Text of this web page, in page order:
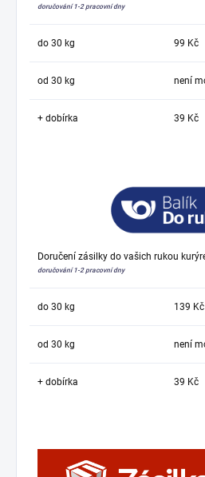
doručování 1-2 pracovní dny
do 30 kg 99 Kč
od 30 kg není
+ dobírka 39 Kč
Doručení zásilky do vašich rukou
doručování 1-2 pracovní dny
do 30 kg 139 Kč
od 30 kg není
+ dobírka 39 Kč